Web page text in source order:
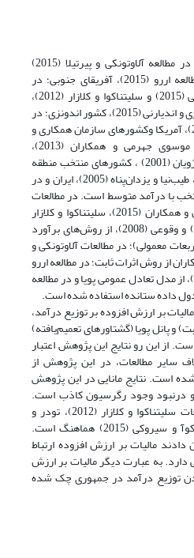
با این تفاوت که جامعه آماری در مطالعه آلاوتونکی و پیرتیلا (2015)
کشورهای با درآمد بالا، در مطالعه اررو (2015)، آفریقای جنوبی؛ در
مطالعات استریل کوآ و سیروکی (2015) و سلیتناکوا و کلازار (2012)،
جمهوری چک؛ در مطالعه وولاندری و اندیارنی (2015)، کشور اندونزی؛ در
مطالعه تودر و روسن‌برگ (2010)، آمریکا وکشورهای سازمان همکاری و
توسعه اقتصادی؛ در مطالعه موسوی جهرمی و همکاران (2013)،
کشورهای اروپایی؛ در مطالعه پژویان (2001) ، کشورهای منتخب منطقه
منا؛ در مطالعات وقوعی (2008)، طیب­‌نیا و یزدان‌پناه (2005)، ایران و در
با درآمد متوسط است. در مطالعات
کوزارو و همکاران (2015)، گیل و همکاران (2015)، سلیتناکوا و کلازار
(2012)، لوک وود و کین (2007) و وقوعی (2008)، از روش‌های برآورد
معمولی)؛ در مطالعات آلاوتونکی و
و همکاران از روش اثرات ثابت؛ در مطالعه اررو
(2015)، جیسک و هوانگ (2009)، از مدل تعادل عمومی پویا و در مطالعه
بر ارزش افزوده بر توزیع درآمد،
و پانل پویا (گشتاورهای تعمیم‌یافته)
از این رو نتایج این پژوهش اعتبار
سایر مطالعات، در این پژوهش از
است. نتایج مانایی در این پژوهش
در‌نبود وجود رگرسیون کاذب است.
نتایج این مطالعه با نتایج مطالعات سلیتناکوا و کلازار (2012)، تودر و
روسن‌برگ (2010) و استریل کوآ و سیروکی (2015) هماهنگ است.
و کلازار (2012) نشان دادند مالیات بر ارزش افزوده ارتباط
به عبارت دیگر مالیات بر ارزش
توزیع درآمد در جمهوری چک شده